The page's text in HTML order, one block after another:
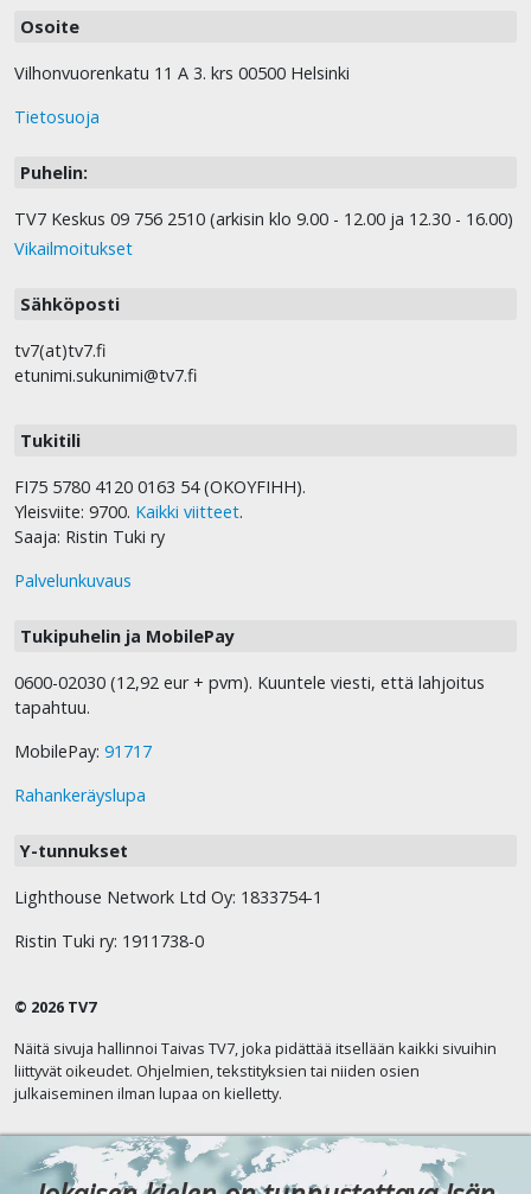
Osoite
Vilhonvuorenkatu 11 A 3. krs 00500 Helsinki
Tietosuoja
Puhelin:
TV7 Keskus 09 756 2510 (arkisin klo 9.00 - 12.00 ja 12.30 - 16.00)
Vikailmoitukset
Sähköposti
tv7(at)tv7.fi
etunimi.sukunimi@tv7.fi
Tukitili
FI75 5780 4120 0163 54 (OKOYFIHH).
Yleisviite: 9700. Kaikki viitteet.
Saaja: Ristin Tuki ry
Palvelunkuvaus
Tukipuhelin ja MobilePay
0600-02030 (12,92 eur + pvm). Kuuntele viesti, että lahjoitus
tapahtuu.
MobilePay: 91717
Rahankeräyslupa
Y-tunnukset
Lighthouse Network Ltd Oy: 1833754-1
Ristin Tuki ry: 1911738-0
© 2026 TV7
Näitä sivuja hallinnoi Taivas TV7, joka pidättää itsellään kaikki sivuihin
liittyvät oikeudet. Ohjelmien, tekstityksien tai niiden osien
julkaiseminen ilman lupaa on kielletty.